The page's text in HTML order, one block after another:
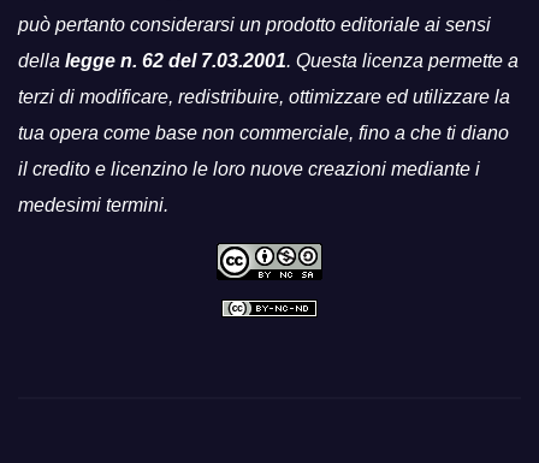
può pertanto considerarsi un prodotto editoriale ai sensi
della legge n. 62 del 7.03.2001. Questa licenza permette a
terzi di modificare, redistribuire, ottimizzare ed utilizzare la
tua opera come base non commerciale, fino a che ti diano
il credito e licenzino le loro nuove creazioni mediante i
medesimi termini.